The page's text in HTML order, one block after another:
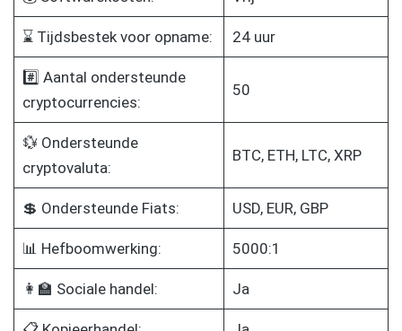
⌛ Tijdsbestek voor opname: 24 uur
#️⃣ Aantal ondersteunde
cryptocurrencies:
50
💱 Ondersteunde
cryptovaluta:
BTC, ETH, LTC, XRP
💲 Ondersteunde Fiats: USD, EUR, GBP
📊 Hefboomwerking: 5000:1
👩‍🏫 Sociale handel: Ja